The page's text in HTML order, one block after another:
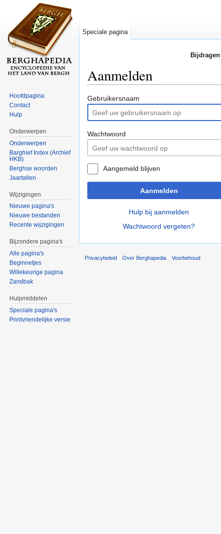
Aanmelden
Gebruikersnaam
Wachtwoord
Aangemeld blijven
Aanmelden
Hulp bij aanmelden
Wachtwoord vergeten?
Speciale pagina
Hoofdpagina
Contact
Hulp
Onderwerpen
Onderwerpen
Barghief Index (Archief
HKB)
Berghse woorden
Jaartallen
Wijzigingen
Nieuwe pagina's
Nieuwe bestanden
Recente wijzigingen
Bijzondere pagina's
Alle pagina's
Beginnetjes
Willekeurige pagina
Zandbak
Hulpmiddelen
Speciale pagina's
Printvriendelijke versie
Privacybeleid Over Berghapedia Voorbehoud